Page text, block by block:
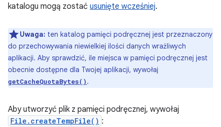
katalogu mogą zostać usunięte wcześniej.
Uwaga: ten katalog pamięci podręcznej jest przeznaczony
do przechowywania niewielkiej ilości danych wrażliwych
aplikacji. Aby sprawdzić, ile miejsca w pamięci podręcznej jest
obecnie dostępne dla Twojej aplikacji, wywołaj
getCacheQuotaBytes().
Aby utworzyć plik z pamięci podręcznej, wywołaj
File.createTempFile() :